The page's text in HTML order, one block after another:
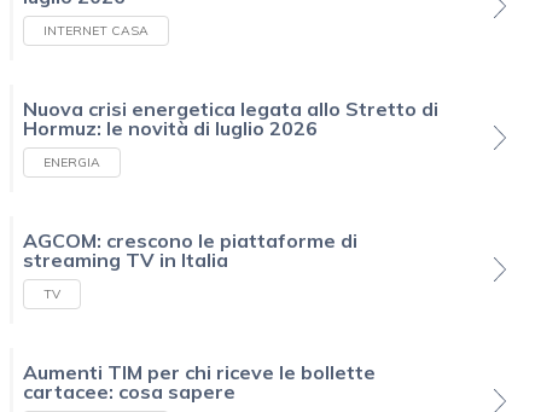
INTERNET CASA
Nuova crisi energetica legata allo Stretto di
Hormuz: le novità di luglio 2026
ENERGIA
AGCOM: crescono le piattaforme di
streaming TV in Italia
TV
Aumenti TIM per chi riceve le bollette
cartacee: cosa sapere